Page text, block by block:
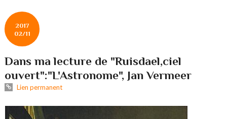
2017
02/11
Dans ma lecture de "Ruisdael,ciel
ouvert":"L'Astronome", Jan Vermeer
Lien permanent